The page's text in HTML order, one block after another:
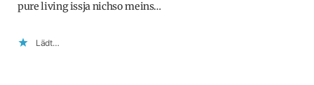
pure living issja nichso meins…
Lädt…